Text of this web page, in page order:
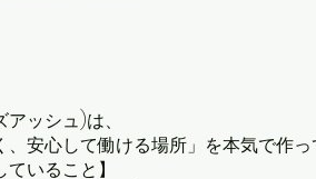
ッシュ)は、
、安心して働ける場所」を本気で作っ
ていること】